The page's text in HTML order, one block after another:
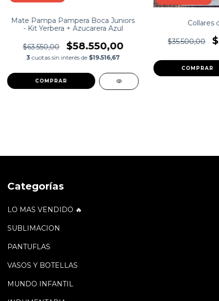
Mate Pampa Pampera Boca Juniors
- Kit Yerbera + Azucarera Azul
$63.550,00 $58.550,00
3 cuotas sin interés de $19.516,67
Collares
$35.500,00
COMPRAR
Categorías
LO MAS VENDIDO 🔥
SUBLIMACION
PANTUFLAS
VASOS Y BOTELLAS
MUNDO INFANTIL